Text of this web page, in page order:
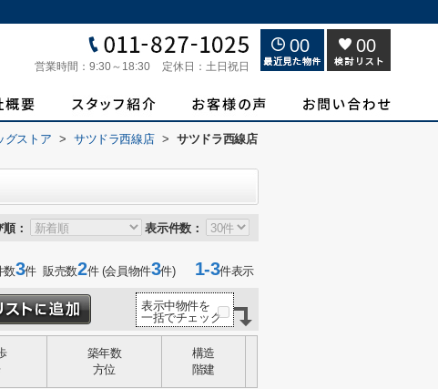
営業時間： 9:30～18:30 定休日： 土日祝日
00 00
グストア > サツドラ西線店 >
サツドラ西線店
： 表示件数：
数3件 販売数2件 (会員物件3件)1-3件表示
表示中物件を
一括でチェック
築年数
方位
構造
階建